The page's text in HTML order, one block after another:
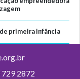
primeira infância
2872